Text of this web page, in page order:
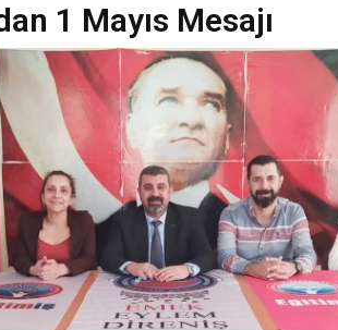
1 Mayıs Mesajı